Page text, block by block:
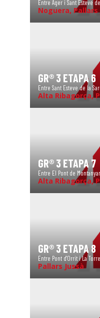
Entre Àger i Sant Esteve
Noguera, Pallars
GR® 3 ETAPA 6
Entre Sant Esteve de la
Alta Ribagorça,
GR® 3 ETAPA 7
Entre El Pont de
Alta Ribagorça,
GR® 3 ETAPA 8
Entre Pont d'Orrit i La
Pallars Jussà